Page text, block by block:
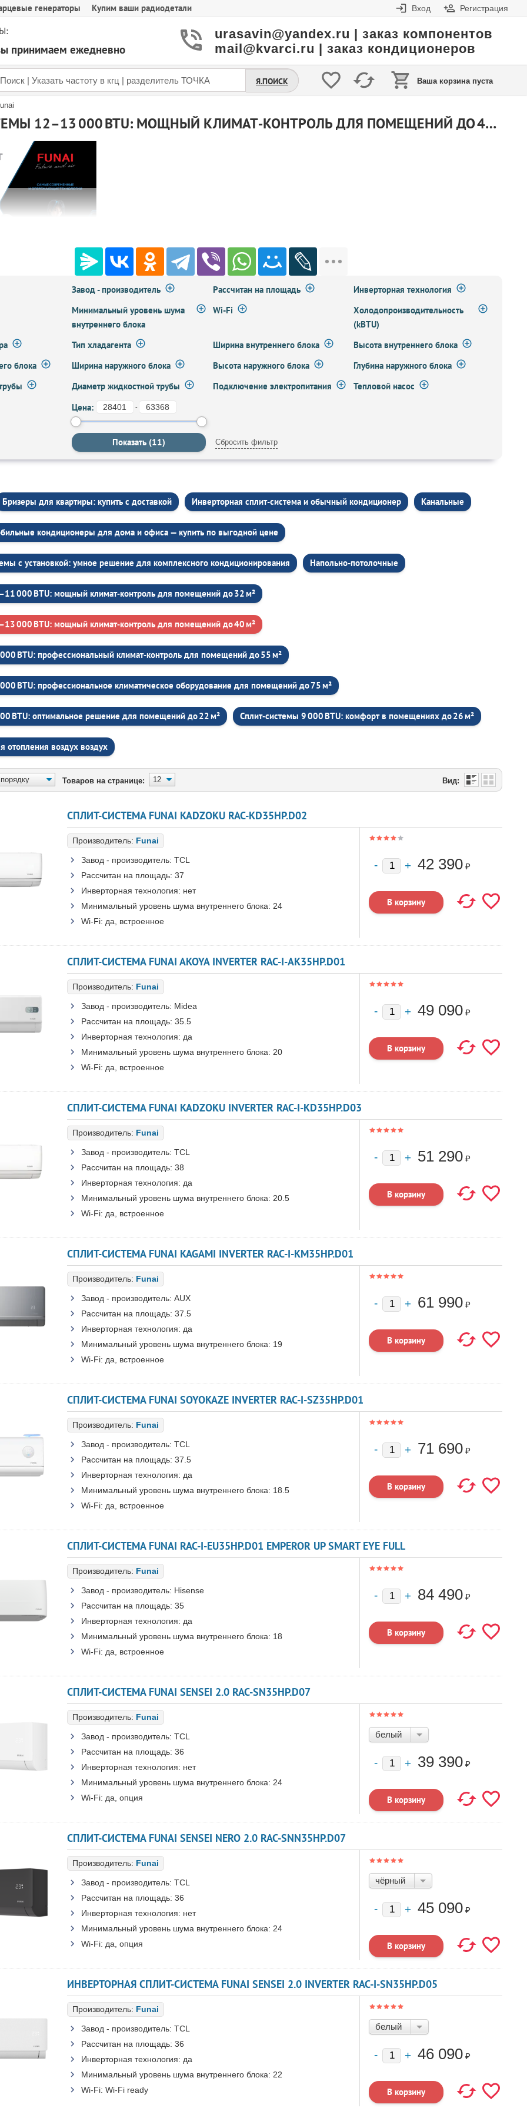
генераторы Купим ваши радиодетали Вход Регистрация
принимаем ежедневно
urasavin@yandex.ru | заказ компонентов
mail@kvarci.ru | заказ кондиционеров
Ваша корзина пуста
Я.ПОИСК
СПЛИТ‑СИСТЕМЫ 12–13 000 BTU: МОЩНЫЙ КЛИМАТ‑КОНТРОЛЬ ДЛЯ ПОМЕЩЕНИЙ ДО 40 М² FUNAI
Завод - производитель Рассчитан на площадь
Инверторная технология
Минимальный уровень шума
внутреннего блока
Wi-Fi
Холодопроизводительность
(kBTU)
Тип хладагента Ширина внутреннего блока
Высота внутреннего блока
блока
Ширина наружного блока Высота наружного блока
Глубина наружного блока
Диаметр жидкостной трубы Подключение электропитания
Тепловой насос
Цена:
-
Сбросить фильтр
Бризеры для квартиры: купить с доставкой Инверторная сплит-система и обычный кондиционер Канальные
кондиционеры для дома и офиса — купить по выгодной цене
с установкой: умное решение для комплексного кондиционирования Напольно-потолочные
000 BTU: мощный климат‑контроль для помещений до 32 м²
000 BTU: мощный климат‑контроль для помещений до 40 м²
BTU: профессиональный климат‑контроль для помещений до 55 м²
BTU: профессиональное климатическое оборудование для помещений до 75 м²
BTU: оптимальное решение для помещений до 22 м² Сплит‑системы 9 000 BTU: комфорт в помещениях до 26 м²
отопления воздух воздух
Товаров на странице: Вид:
СПЛИТ-СИСТЕМА FUNAI KADZOKU RAC-KD35HP.D02
Производитель: Funai
Завод - производитель: TCL
Рассчитан на площадь: 37
Инверторная технология: нет
Минимальный уровень шума внутреннего блока: 24
Wi-Fi: да, встроенное
42 390 ₽
СПЛИТ-СИСТЕМА FUNAI AKOYA INVERTER RAC-I-AK35HP.D01
Производитель: Funai
Завод - производитель: Midea
Рассчитан на площадь: 35.5
Инверторная технология: да
Минимальный уровень шума внутреннего блока: 20
Wi-Fi: да, встроенное
49 090 ₽
СПЛИТ-СИСТЕМА FUNAI KADZOKU INVERTER RAC-I-KD35HP.D03
Производитель: Funai
Завод - производитель: TCL
Рассчитан на площадь: 38
Инверторная технология: да
Минимальный уровень шума внутреннего блока: 20.5
Wi-Fi: да, встроенное
51 290 ₽
СПЛИТ-СИСТЕМА FUNAI KAGAMI INVERTER RAC-I-KM35HP.D01
Производитель: Funai
Завод - производитель: AUX
Рассчитан на площадь: 37.5
Инверторная технология: да
Минимальный уровень шума внутреннего блока: 19
Wi-Fi: да, встроенное
61 990 ₽
СПЛИТ-СИСТЕМА FUNAI SOYOKAZE INVERTER RAC-I-SZ35HP.D01
Производитель: Funai
Завод - производитель: TCL
Рассчитан на площадь: 37.5
Инверторная технология: да
Минимальный уровень шума внутреннего блока: 18.5
Wi-Fi: да, встроенное
71 690 ₽
СПЛИТ-СИСТЕМА FUNAI RAC-I-EU35HP.D01 EMPEROR UP SMART EYE FULL
Производитель: Funai
Завод - производитель: Hisense
Рассчитан на площадь: 35
Инверторная технология: да
Минимальный уровень шума внутреннего блока: 18
Wi-Fi: да, встроенное
84 490 ₽
СПЛИТ-СИСТЕМА FUNAI SENSEI 2.0 RAC-SN35HP.D07
Производитель: Funai
Завод - производитель: TCL
Рассчитан на площадь: 36
Инверторная технология: нет
Минимальный уровень шума внутреннего блока: 24
Wi-Fi: да, опция
белый
39 390 ₽
СПЛИТ-СИСТЕМА FUNAI SENSEI NERO 2.0 RAC-SNN35HP.D07
Производитель: Funai
Завод - производитель: TCL
Рассчитан на площадь: 36
Инверторная технология: нет
Минимальный уровень шума внутреннего блока: 24
Wi-Fi: да, опция
чёрный
45 090 ₽
ИНВЕРТОРНАЯ СПЛИТ-СИСТЕМА FUNAI SENSEI 2.0 INVERTER RAC-I-SN35HP.D05
Производитель: Funai
Завод - производитель: TCL
Рассчитан на площадь: 36
Инверторная технология: да
Минимальный уровень шума внутреннего блока: 22
Wi-Fi: Wi-Fi ready
белый
46 090 ₽